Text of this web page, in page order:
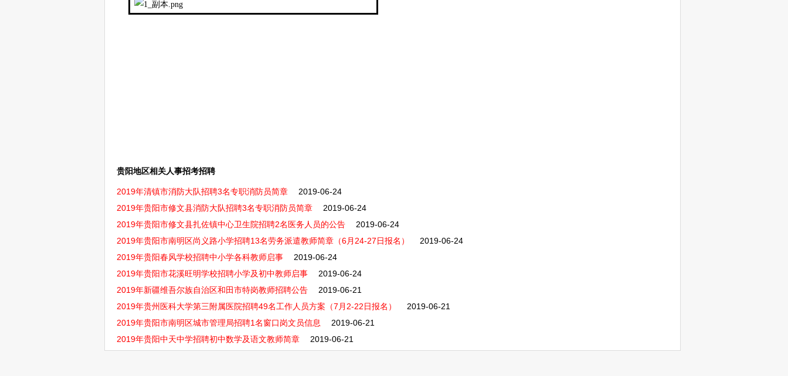
贵阳地区相关人事招考招聘
2019年清镇市消防大队招聘3名专职消防员简章
2019-06-24
2019年贵阳市修文县消防大队招聘3名专职消防员简章
2019-06-24
2019年贵阳市修文县扎佐镇中心卫生院招聘2名医务人员的公告
2019-06-24
2019年贵阳市南明区尚义路小学招聘13名劳务派遣教师简章（6月24-27日报名）
2019-06-24
2019年贵阳春风学校招聘中小学各科教师启事
2019-06-24
2019年贵阳市花溪旺明学校招聘小学及初中教师启事
2019-06-24
2019年新疆维吾尔族自治区和田市特岗教师招聘公告
2019-06-21
2019年贵州医科大学第三附属医院招聘49名工作人员方案（7月2-22日报名）
2019-06-21
2019年贵阳市南明区城市管理局招聘1名窗口岗文员信息
2019-06-21
2019年贵阳中天中学招聘初中数学及语文教师简章
2019-06-21